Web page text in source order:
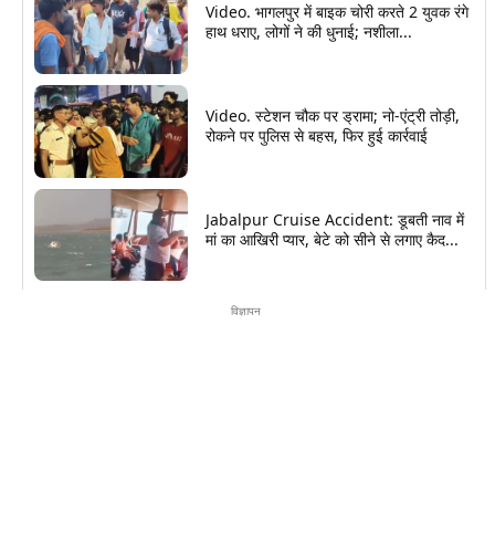
Video. भागलपुर में बाइक चोरी करते 2 युवक रंगे
हाथ धराए, लोगों ने की धुनाई; नशीला...
Video. स्टेशन चौक पर ड्रामा; नो-एंट्री तोड़ी,
रोकने पर पुलिस से बहस, फिर हुई कार्रवाई
Jabalpur Cruise Accident: डूबती नाव में
मां का आखिरी प्यार, बेटे को सीने से लगाए कैद...
विज्ञापन